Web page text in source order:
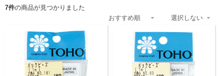
7件の商品が見つかりました